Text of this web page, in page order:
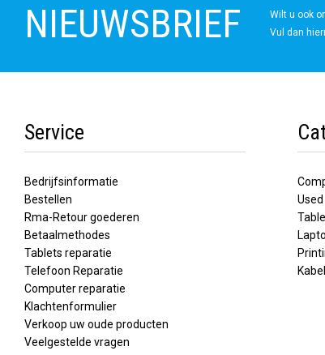
NIEUWSBRIEF
Wilt u ook
Vul dan
Service
Bedrijfsinformatie
Bestellen
Rma-Retour goederen
Betaalmethodes
Tablets reparatie
Telefoon Reparatie
Computer reparatie
Klachtenformulier
Verkoop uw oude producten
Veelgestelde vragen